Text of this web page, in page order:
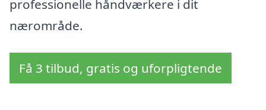
professionelle håndværkere i dit
nærområde.
Få 3 tilbud, gratis og uforpligtende